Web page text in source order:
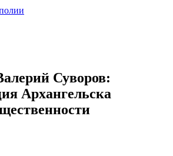
Суворов:
Архангельска